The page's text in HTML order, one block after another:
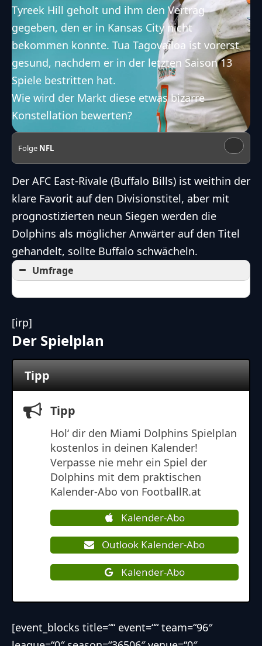
Tyreek Hill geholt und ihm den Vertrag
gegeben, den er in Kansas City nicht
bekommen konnte. Tua Tagovailoa ist vorerst
gesund, nachdem er in der letzten Saison 13
Spiele bestritten hat.
Wie wird der Markt diese etwas bizarre
Konstellation bewerten?
Folge NFL
Der AFC East-Rivale (Buffalo Bills) ist weithin der
klare Favorit auf den Divisionstitel, aber mit
prognostizierten neun Siegen werden die
Dolphins als möglicher Anwärter auf den Titel
gehandelt, sollte Buffalo schwächeln.
Umfrage
[irp]
Der Spielplan
Tipp
Tipp
Hol‘ dir den Miami Dolphins Spielplan
kostenlos in deinen Kalender!
Verpasse nie mehr ein Spiel der
Dolphins mit dem praktischen
Kalender-Abo von FootballR.at
Kalender-Abo
Outlook Kalender-Abo
Kalender-Abo
[event_blocks title=““ event=““ team=“96″